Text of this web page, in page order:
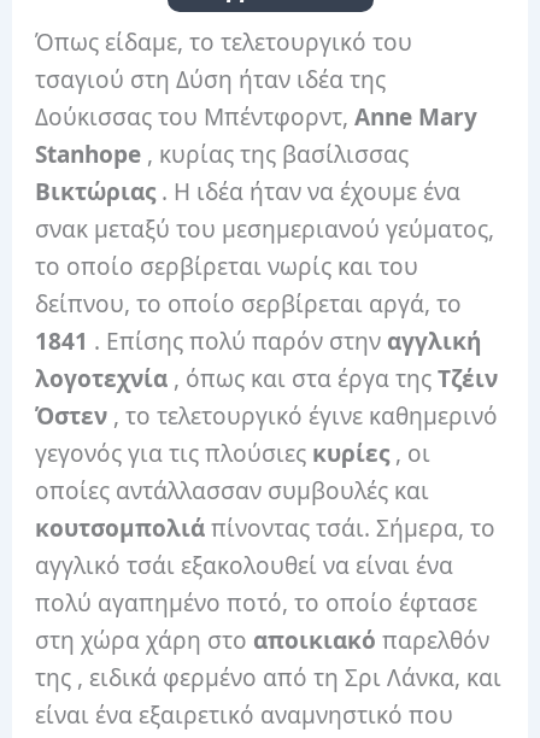
Όπως είδαμε, το τελετουργικό του
τσαγιού στη Δύση ήταν ιδέα της
Δούκισσας του Μπέντφορντ,Anne Mary
Stanhope , κυρίας της βασίλισσας
Βικτώριας. Η ιδέα ήταν να έχουμε ένα
σνακ μεταξύ του μεσημεριανού γεύματος,
το οποίο σερβίρεται νωρίς και του
δείπνου, το οποίο σερβίρεται αργά, το
1841 . Επίσης πολύ παρόν στην αγγλική
λογοτεχνία , όπως και στα έργα τηςΤζέιν
Όστεν , το τελετουργικό έγινε καθημερινό
γεγονός για τις πλούσιες κυρίες, οι
οποίες αντάλλασσαν συμβουλές και
κουτσομπολιάπίνοντας τσάι. Σήμερα, το
αγγλικό τσάι εξακολουθεί να είναι ένα
πολύ αγαπημένο ποτό, το οποίο έφτασε
στη χώρα χάρη στο αποικιακό παρελθόν
της , ειδικά φερμένο από τη Σρι Λάνκα, και
είναι ένα εξαιρετικό αναμνηστικό που